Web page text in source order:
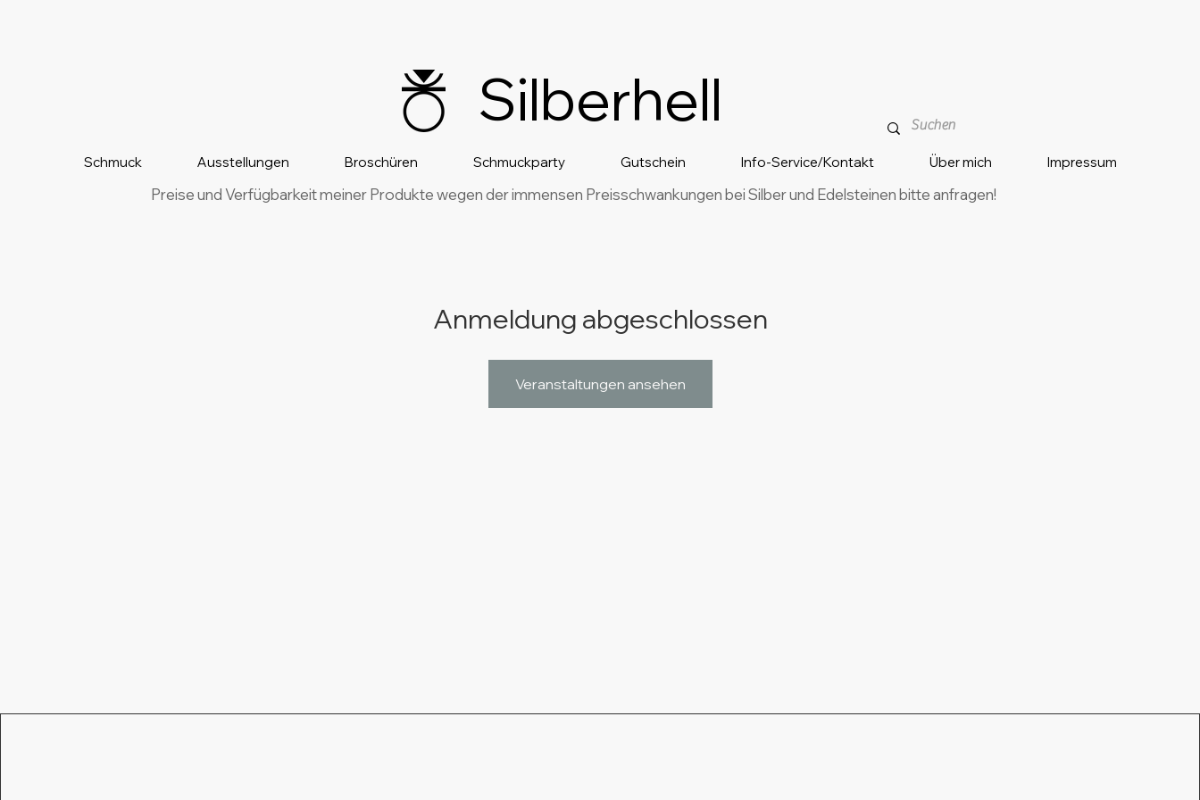
Schmuck Ausstellungen Broschüren Schmuckparty Gutschein Info-Service/Kontakt Über mich Impressum
Preise und Verfügbarkeit meiner Produkte wegen der immensen Preisschwankungen bei Silber und Edelsteinen bitte anfragen!
Silberhell
Anmeldung abgeschlossen
Veranstaltungen ansehen